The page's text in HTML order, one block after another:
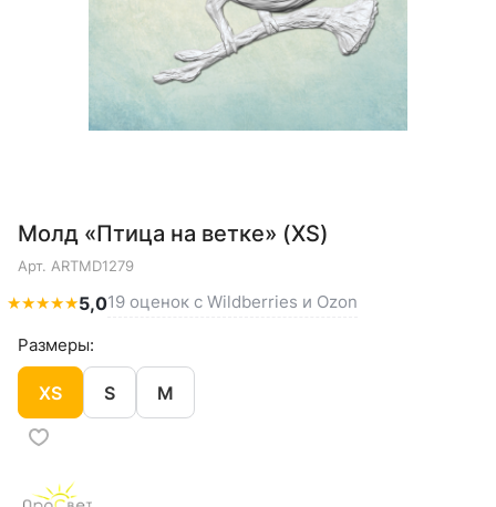
Молд «Птица на ветке» (XS)
Арт. ARTMD1279
★★★★★5,019 оценок с Wildberries и Ozon
Размеры:
XS S M